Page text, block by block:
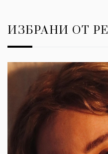
ИЗБРАНИ ОТ